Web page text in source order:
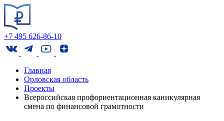
+7 495 626-86-10
Главная
Орловская область
Проекты
Всероссийская профориентационная каникулярная
смена по финансовой грамотности